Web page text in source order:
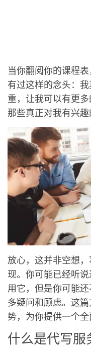
当你翻阅你的课程
有过这样的念头：
重，让我可以有更
那些真正对我有兴趣
放心，这并非空想
现。你可能已经听
用它，但是你可能
多疑问和顾虑。这
势，为你提供一个全
什么是代写服